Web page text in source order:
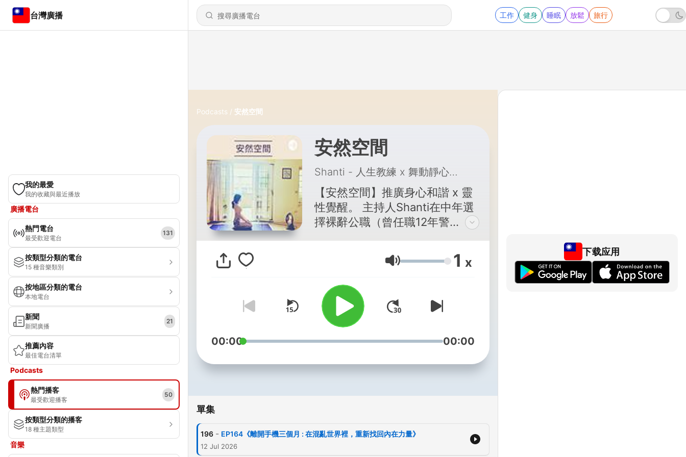
台灣廣播 工作 健身 睡眠 放鬆 旅行
我的最愛
我的收藏與最近播放
廣播電台
熱門電台
最受歡迎電台
131
按類型分類的電台
15 種音樂類別
按地區分類的電台
本地電台
新聞
新聞廣播
21
推薦內容
最佳電台清單
Podcasts
熱門播客
最受歡迎播客
50
按類型分類的播客
18 種主題類型
音樂
Podcasts 安然空間
安然空間
Shanti - 人生教練 x 舞動靜心導師
【安然空間】推廣身心和諧 x 靈
性覺醒。 主持人Shanti在中年選
擇裸辭公職（曾任職12年警
這個節目分享身.心.靈.3方面提升
與經驗成長，讓正念
你也能成為一個自在安然、情緒
穩定的人。 --------------------
---------------- Shanti ，人生
教練 x 舞動靜心導師 🌿 漣漪人 x
Live out the Being 我幫助你悅
預約首次教練體驗→
https://forms.gle/Cz5BJM6pT5mSZEGJ9
音量 1 x
00:00 00:00
單集
196 - EP164《離開手機三個月 : 在混亂世界裡，重新找回內在力量》
12 Jul 2026
下载应用